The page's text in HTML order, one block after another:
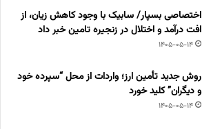
اختصاصی بسپار/ سابیک با وجود کاهش زیان، از
افت درآمد و اختلال در زنجیره تامین خبر داد
1405-05-14
روش جدید تأمین ارز؛ واردات از محل “سپرده خود
و دیگران” کلید خورد
1405-05-14